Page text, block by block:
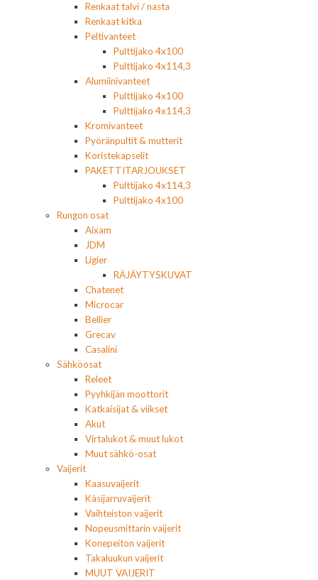
Renkaat talvi / nasta
Renkaat kitka
Peltivanteet
Pulttijako 4x100
Pulttijako 4x114,3
Alumiinivanteet
Pulttijako 4x100
Pulttijako 4x114,3
Kromivanteet
Pyöränpultit & mutterit
Koristekapselit
PAKETTITARJOUKSET
Pulttijako 4x114,3
Pulttijako 4x100
Rungon osat
Aixam
JDM
Ligier
RÄJÄYTYSKUVAT
Chatenet
Microcar
Bellier
Grecav
Casalini
Sähköosat
Releet
Pyyhkijän moottorit
Katkaisijat & viikset
Akut
Virtalukot & muut lukot
Muut sähkö-osat
Vaijerit
Kaasuvaijerit
Käsijarruvaijerit
Vaihteiston vaijerit
Nopeusmittarin vaijerit
Konepeiton vaijerit
Takaluukun vaijerit
MUUT VAIJERIT